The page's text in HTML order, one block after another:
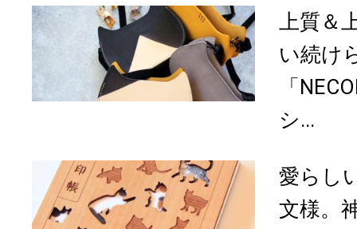
上質＆
い続け
「
シ...
愛らし
文様。